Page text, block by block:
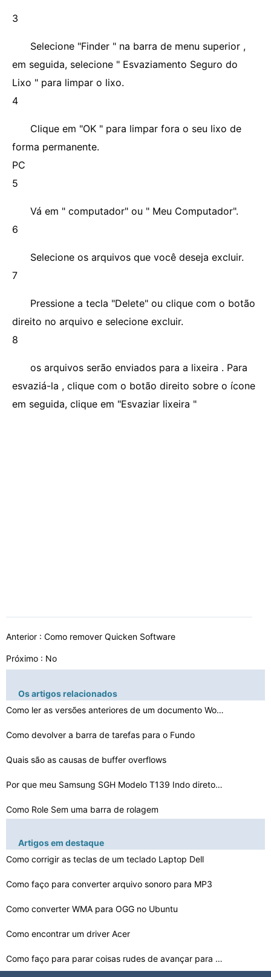
3
Selecione "Finder " na barra de menu superior ,
em seguida, selecione " Esvaziamento Seguro do
Lixo " para limpar o lixo.
4
Clique em "OK " para limpar fora o seu lixo de
forma permanente.
PC
5
Vá em " computador" ou " Meu Computador".
6
Selecione os arquivos que você deseja excluir.
7
Pressione a tecla "Delete" ou clique com o botão
direito no arquivo e selecione excluir.
8
os arquivos serão enviados para a lixeira . Para
esvaziá-la , clique com o botão direito sobre o ícone
em seguida, clique em "Esvaziar lixeira "
Anterior : Como remover Quicken Software
Próximo : No
Os artigos relacionados
Como ler as versões anteriores de um documento Word
Como devolver a barra de tarefas para o Fundo
Quais são as causas de buffer overflows
Por que meu Samsung SGH Modelo T139 Indo direto ao Corr…
Como Role Sem uma barra de rolagem
Como Port Forward para Open NAT em ​​um Xbox
Como alterar a Default Logon Conta
Como reinstalar um driver XP
Artigos em destaque
Como corrigir as teclas de um teclado Laptop Dell
Como faço para converter arquivo sonoro para MP3
Como converter WMA para OGG no Ubuntu
Como encontrar um driver Acer
Como faço para parar coisas rudes de avançar para cim…